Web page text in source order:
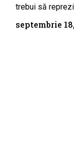
trebui să
septembrie